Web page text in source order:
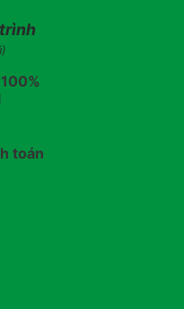
toán